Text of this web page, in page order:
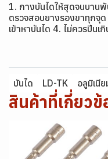
1. กางบันไดให้สุดจนบาน
ตรวจสอบยางรองขาทุกจุ
เข้าหาบันได 4. ไม่ควรปีน
บันได LD-TK อลูมิเนีย
สินค้าที่เกี่ยวข้